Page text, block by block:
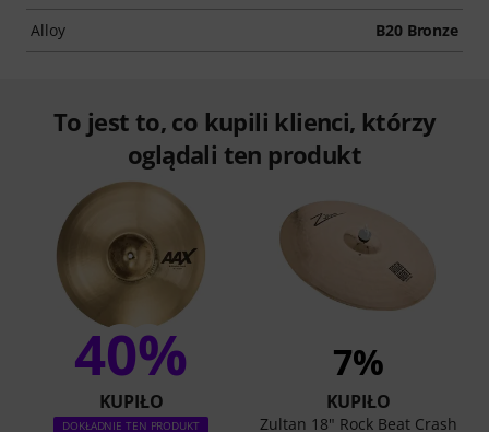
Alloy B20 Bronze
To jest to, co kupili klienci, którzy
oglądali ten produkt
40%
KUPIŁO
DOKŁADNIE TEN PRODUKT
7%
KUPIŁO
Zultan 18" Rock Beat Crash